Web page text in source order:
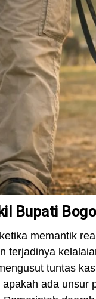
Bupati
memantik
terjadinya
tuntas
ada unsur